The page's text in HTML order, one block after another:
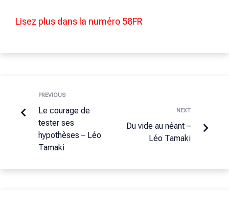
Lisez plus dans la numéro 58FR
PREVIOUS
Le courage de
tester ses
hypothèses – Léo
Tamaki
NEXT
Du vide au néant –
Léo Tamaki